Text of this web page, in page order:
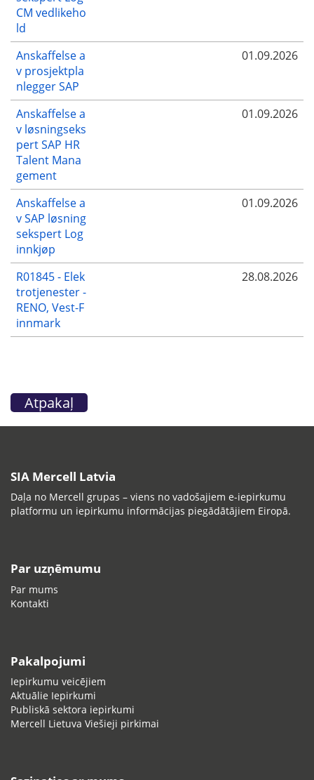
CM vedlikeho
ld
Anskaffelse a
v prosjektpla
nlegger SAP
01.09.2026
Anskaffelse a
v løsningseks
pert SAP HR
Talent Mana
gement
01.09.2026
Anskaffelse a
v SAP løsning
sekspert Log
innkjøp
01.09.2026
R01845 - Elek
trotjenester -
RENO, Vest-F
innmark
28.08.2026
Atpakaļ
SIA Mercell Latvia
Daļa no Mercell grupas – viens no vadošajiem e-iepirkumu
platformu un iepirkumu informācijas piegādātājiem Eiropā.
Par uzņēmumu
Par mums
Kontakti
Pakalpojumi
Iepirkumu veicējiem
Aktuālie Iepirkumi
Publiskā sektora iepirkumi
Mercell Lietuva Viešieji pirkimai